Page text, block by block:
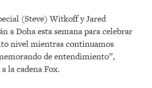
(Steve) Witkoff y Jared
a Doha esta semana para celebrar
nivel mientras continuamos
de entendimiento”,
la cadena Fox.